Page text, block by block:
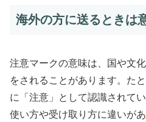
海外の方に送るときは
注意マークの意味は、国や文
をされることがあります。た
に「注意」として認識されて
使い方や受け取り方に違いがあ